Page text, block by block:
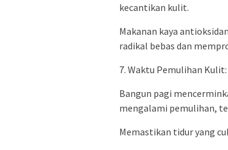
kecantikan kulit.
Makanan kaya
radikal bebas dan
7. Waktu Pemulihan
Bangun pagi
mengalami pemulihan,
Memastikan tidur yang